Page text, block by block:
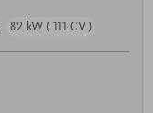
82 kW ( 111 CV )